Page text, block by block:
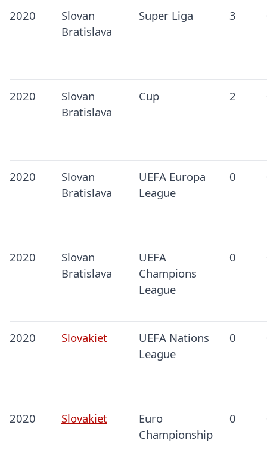
2020
Slovan
Bratislava
Super Liga 3
2020
Slovan
Bratislava
Cup 2
2020
Slovan
Bratislava
UEFA Europa
League
0
2020
Slovan
Bratislava
UEFA
Champions
League
0
2020 Slovakiet
UEFA Nations
League
0
2020 Slovakiet
Euro
Championship
0